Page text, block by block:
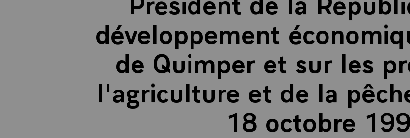
développement
de Quimper et sur les
l'agriculture et de la
18 octobre